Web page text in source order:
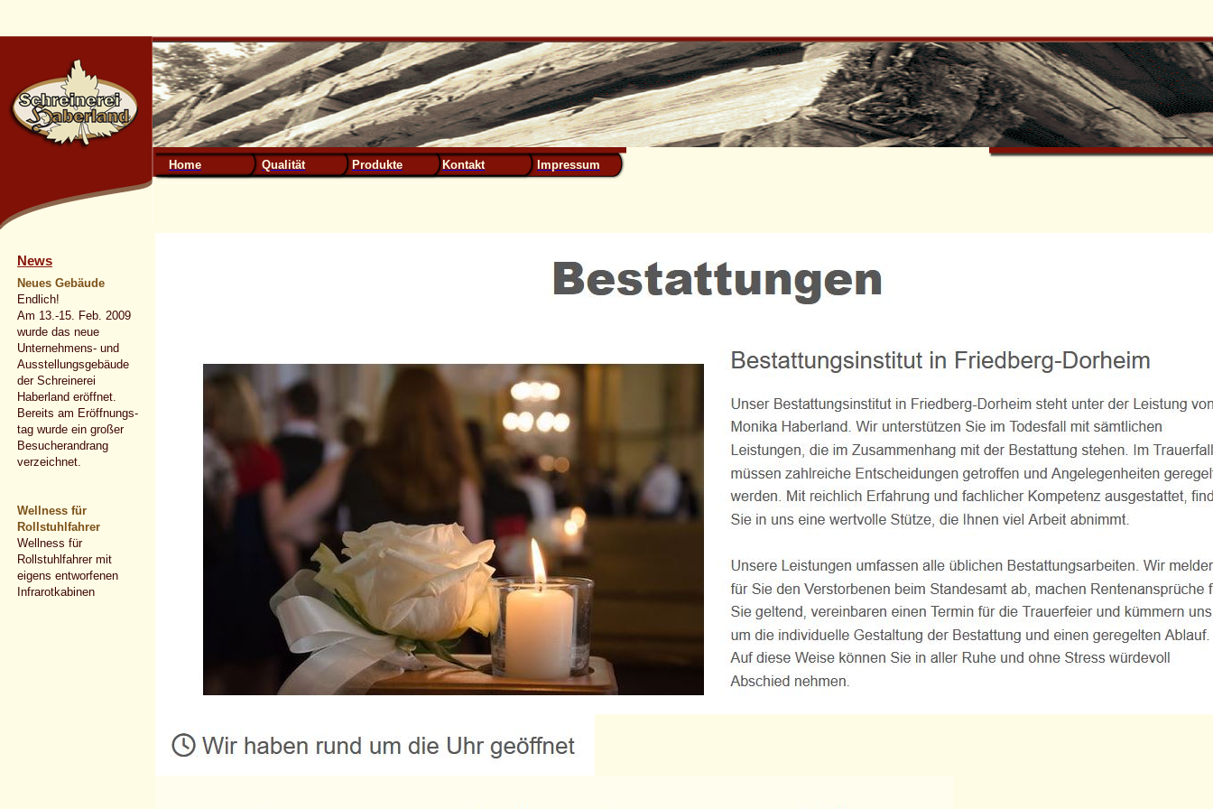
Home Qualität Produkte Kontakt Impressum
News
Neues Gebäude
Endlich!
Am 13.-15. Feb. 2009
wurde das neue
Unternehmens- und
Ausstellungsgebäude
der Schreinerei
Haberland eröffnet.
Bereits am Eröffnungs-
tag wurde ein großer
Besucherandrang
verzeichnet.
Wellness für
Rollstuhlfahrer
Wellness für
Rollstuhlfahrer mit
eigens entworfenen
Infrarotkabinen